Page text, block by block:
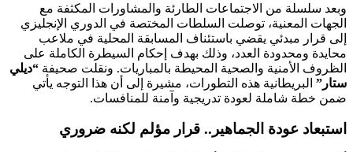
وبعد سلسلة من الاجتماعات الطارئة والمشاورات المكثفة مع
الجهات المعنية، توصلت السلطات المختصة في الدوري الإنجليزي
إلى قرار مبدئي يقضي باستئناف المسابقة المحلية في ملاعب
محايدة ومحدودة العدد، وذلك بهدف إحكام السيطرة الكاملة على
الظروف الأمنية والصحية المحيطة بالمباريات. ونقلت صحيفة “ديلي
ستار” البريطانية هذه التطورات، مشيرة إلى أن هذا التوجه يأتي
ضمن خطة شاملة لعودة تدريجية وآمنة للمنافسات.
استبعاد عودة الجماهير.. قرار مؤلم لكنه ضروري